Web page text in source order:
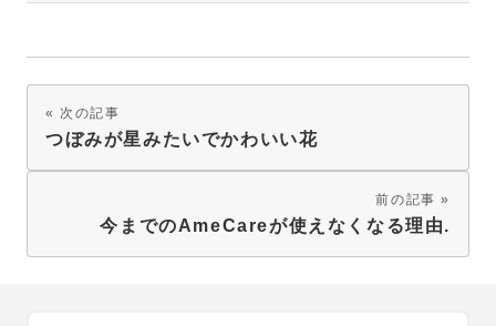
次の記事
つぼみが星みたいでかわいい花
前の記事
今までのAmeCareが使えなくなる理由.